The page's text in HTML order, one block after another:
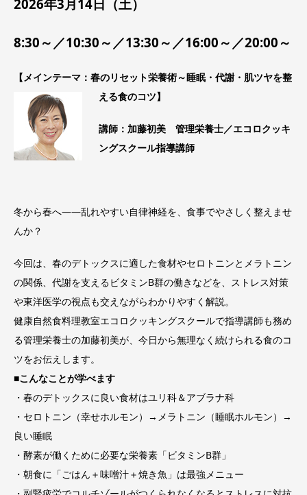
2026年3月14日（土）
8:30～／10:30～／13:30～／16:00～／20:00～
【メインテーマ：春のリセット栄養術～睡眠・代謝・肌ツヤを整
える食のコツ】
講師：加藤初美 管理栄養士／エコロクッキ
ングスクール指導講師
冬から春へ――乱れやすい自律神経を、食事でやさしく整えませ
んか？
今回は、春のデトックスに適した食材やセロトニンとメラトニン
の関係、代謝を支えるビタミンB群の働きなどを、ストレス対策
や東洋医学の視点も交えながらわかりやすく解説。
健康自然食料理教室エコロクッキングスクールで指導講師も務め
る管理栄養士の加藤初美が、今日から無理なく続けられる食のコ
ツをお伝えします。
■こんなことが学べます
・春のデトックスに良い食材はユリ科＆アブラナ科
・セロトニン（幸せホルモン）→メラトニン（睡眠ホルモン）→
良い睡眠
・酵素が働くために必要な栄養素「ビタミンB群」
・朝食に「ごはん＋味噌汁＋焼き魚」は最強メニュー